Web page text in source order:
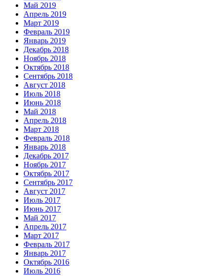
Май 2019
Апрель 2019
Март 2019
Февраль 2019
Январь 2019
Декабрь 2018
Ноябрь 2018
Октябрь 2018
Сентябрь 2018
Август 2018
Июль 2018
Июнь 2018
Май 2018
Апрель 2018
Март 2018
Февраль 2018
Январь 2018
Декабрь 2017
Ноябрь 2017
Октябрь 2017
Сентябрь 2017
Август 2017
Июль 2017
Июнь 2017
Май 2017
Апрель 2017
Март 2017
Февраль 2017
Январь 2017
Октябрь 2016
Июль 2016